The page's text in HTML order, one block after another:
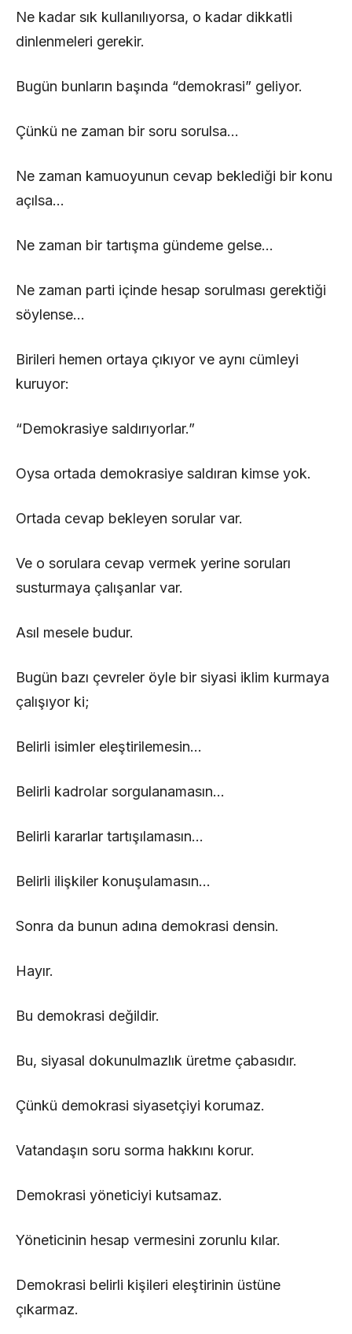
Ne kadar sık kullanılıyorsa, o kadar dikkatli
dinlenmeleri gerekir.
Bugün bunların başında “demokrasi” geliyor.
Çünkü ne zaman bir soru sorulsa…
Ne zaman kamuoyunun cevap beklediği bir konu
açılsa…
Ne zaman bir tartışma gündeme gelse…
Ne zaman parti içinde hesap sorulması gerektiği
söylense…
Birileri hemen ortaya çıkıyor ve aynı cümleyi
kuruyor:
“Demokrasiye saldırıyorlar.”
Oysa ortada demokrasiye saldıran kimse yok.
Ortada cevap bekleyen sorular var.
Ve o sorulara cevap vermek yerine soruları
susturmaya çalışanlar var.
Asıl mesele budur.
Bugün bazı çevreler öyle bir siyasi iklim kurmaya
çalışıyor ki;
Belirli isimler eleştirilemesin…
Belirli kadrolar sorgulanamasın…
Belirli kararlar tartışılamasın…
Belirli ilişkiler konuşulamasın…
Sonra da bunun adına demokrasi densin.
Hayır.
Bu demokrasi değildir.
Bu, siyasal dokunulmazlık üretme çabasıdır.
Çünkü demokrasi siyasetçiyi korumaz.
Vatandaşın soru sorma hakkını korur.
Demokrasi yöneticiyi kutsamaz.
Yöneticinin hesap vermesini zorunlu kılar.
Demokrasi belirli kişileri eleştirinin üstüne
çıkarmaz.